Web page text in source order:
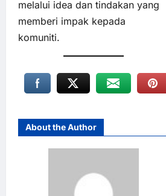
melalui idea dan tindakan yang
memberi impak kepada
komuniti.
About the Author